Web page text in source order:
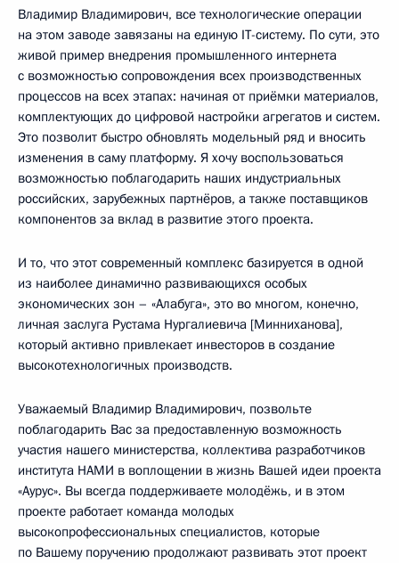
Владимир Владимирович, все технологические операции
на этом заводе завязаны на единую IT-систему. По сути, это
живой пример внедрения промышленного интернета
с возможностью сопровождения всех производственных
процессов на всех этапах: начиная от приёмки материалов,
комплектующих до цифровой настройки агрегатов и систем.
Это позволит быстро обновлять модельный ряд и вносить
изменения в саму платформу. Я хочу воспользоваться
возможностью поблагодарить наших индустриальных
российских, зарубежных партнёров, а также поставщиков
компонентов за вклад в развитие этого проекта.
И то, что этот современный комплекс базируется в одной
из наиболее динамично развивающихся особых
экономических зон – «Алабуга», это во многом, конечно,
личная заслуга Рустама Нургалиевича [Минниханова],
который активно привлекает инвесторов в создание
высокотехнологичных производств.
Уважаемый Владимир Владимирович, позвольте
поблагодарить Вас за предоставленную возможность
участия нашего министерства, коллектива разработчиков
института НАМИ в воплощении в жизнь Вашей идеи проекта
«Аурус». Вы всегда поддерживаете молодёжь, и в этом
проекте работает команда молодых
высокопрофессиональных специалистов, которые
по Вашему поручению продолжают развивать этот проект